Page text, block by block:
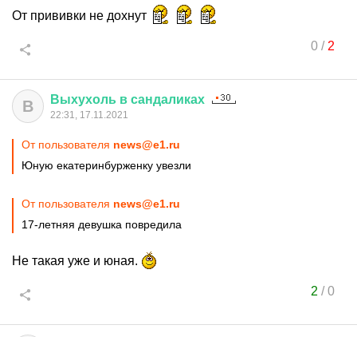
От прививки не дохнут
0/ 2
В Выхухоль в сандаликах
22:31, 17.11.2021
От пользователя news@e1.ru
Юную екатеринбурженку увезли
От пользователя news@e1.ru
17-летняя девушка повредила
Не такая уже и юная.
2 /0